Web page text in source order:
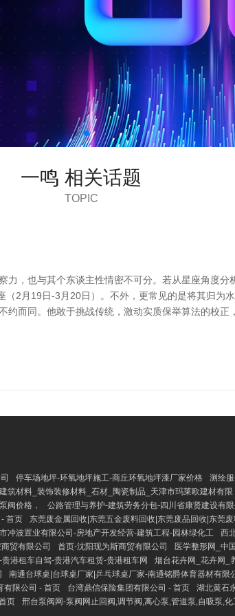
一鸣 相关话题
TOPIC
，也与其个东谈主性情密不可分。若从星座角度
2月19日-3月20日）。不外，更常见的是将其归为
而同。他敢于挑战传统，激动实质保举算法的校正
停车场地坪-环氧地坪施工-商丘环氧地坪漆厂家价格
测绘
建筑材料_装饰装修材料_石材_陶瓷制品_天津市玛莱欧建材有限
阀价格， 公路管理与养护-建筑劳务分包-四川省康贤建设有限
首页 东莞废金属回收|东莞五金废料回收|东莞废品回收|东莞废
冲波置业有限公司-房地产开发经营-建筑工程-园林绿化工 西
贸有限公司 首页-沈阳现为斯商贸有限公司
医学整形网_中
港租车自驾-贵港汽车租赁-贵港租车网
烟台花卉网_花卉网_
南通台球桌|台球桌厂家|乒乓球桌厂家-南通铭爵体育器材有限
有限公司 - 首页 台湾鼎信保险集团有限公司 - 首页 湖北黄石
页
邢台泵阀网-泵阀网止回阀,调节阀,离心泵,管道泵,自吸泵,化